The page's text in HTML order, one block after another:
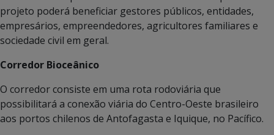
projeto poderá beneficiar gestores públicos, entidades,
empresários, empreendedores, agricultores familiares e
sociedade civil em geral.
Corredor Bioceânico
O corredor consiste em uma rota rodoviária que
possibilitará a conexão viária do Centro-Oeste brasileiro
aos portos chilenos de Antofagasta e Iquique, no Pacífico.